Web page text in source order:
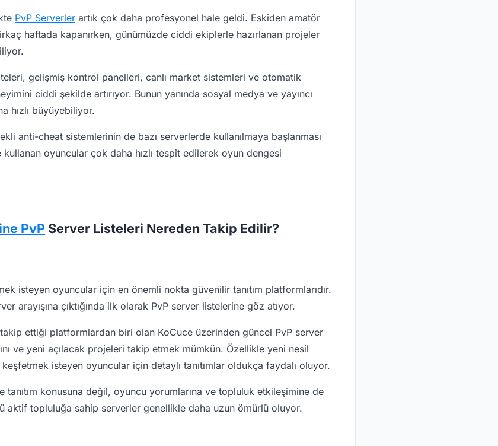
PvP Serverler artık çok daha profesyonel hale geldi. Eskiden amatör
haftada kapanırken, günümüzde ciddi ekiplerle hazırlanan projeler
gelişmiş kontrol panelleri, canlı market sistemleri ve otomatik
ciddi şekilde artırıyor. Bunun yanında sosyal medya ve yayıncı
hızlı büyüyebiliyor.
anti-cheat sistemlerinin de bazı serverlerde kullanılmaya başlanması
oyuncular çok daha hızlı tespit edilerek oyun dengesi
PvP Server Listeleri Nereden Takip Edilir?
isteyen oyuncular için en önemli nokta güvenilir tanıtım platformlarıdır.
arayışına çıktığında ilk olarak PvP server listelerine göz atıyor.
takip ettiği platformlardan biri olan KoCuce üzerinden güncel PvP server
ve yeni açılacak projeleri takip etmek mümkün. Özellikle yeni nesil
isteyen oyuncular için detaylı tanıtımlar oldukça faydalı oluyor.
tanıtım konusuna değil, oyuncu yorumlarına ve topluluk etkileşimine de
aktif topluluğa sahip serverler genellikle daha uzun ömürlü oluyor.